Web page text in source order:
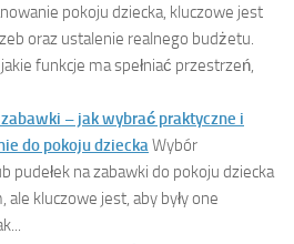
pokoju dziecka, kluczowe jest
oraz ustalenie realnego budżetu.
funkcje ma spełniać przestrzeń,
zabawki – jak wybrać praktyczne i
do pokoju dziecka Wybór
pudełek na zabawki do pokoju dziecka
kluczowe jest, aby były one